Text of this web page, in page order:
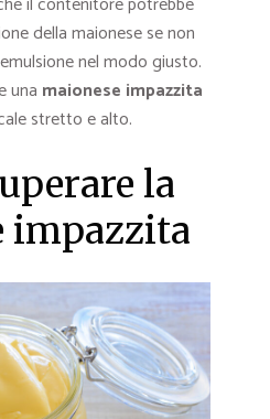
della maionese se non
nel modo giusto.
una maionese impazzita
stretto e alto.
la
impazzita